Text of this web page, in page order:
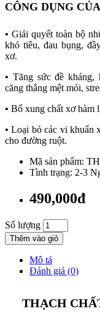
CÔNG DỤNG
• Giải quyết toàn bộ
khó tiêu, đau bụng,
xơ.
• Tăng sức đề kháng,
căng thẳng mệt mỏi,
• Bổ xung chất xơ hàm
•Loại bỏ các vi khuẩn
cho đường ruột.
Mã sản phẩm:
Tình trạng: 2-3
490,000đ
Số lượng
Thêm vào giỏ
Mô tả
Đánh giá (0)
THẠCH